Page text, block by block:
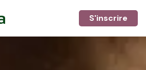
S'inscrire